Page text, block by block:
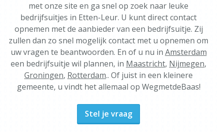
met onze site en ga snel op zoek naar leuke
bedrijfsuitjes in Etten-Leur. U kunt direct contact
opnemen met de aanbieder van een bedrijfsuitje. Zij
zullen dan zo snel mogelijk contact met u opnemen om
uw vragen te beantwoorden. En of u nu in Amsterdam
een bedrijfsuitje wil plannen, in Maastricht, Nijmegen,
Groningen, Rotterdam.. Of juist in een kleinere
gemeente, u vindt het allemaal op WegmetdeBaas!
Stel je vraag